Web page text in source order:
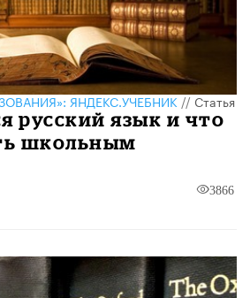
ЯНДЕКС.УЧЕБНИК//Статья
русский язык и что
школьным
3866